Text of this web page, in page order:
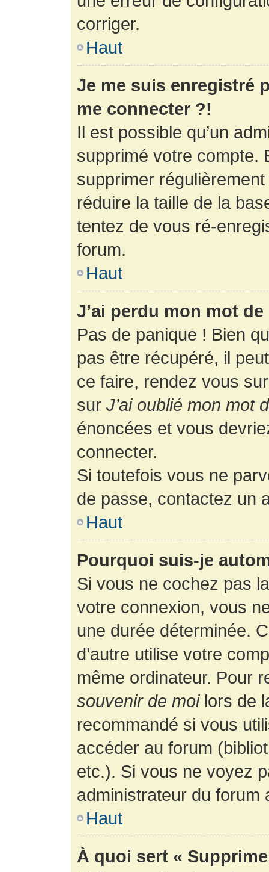
corriger.
Haut
Je me suis enregistré
me connecter ?!
Il est possible qu’un
supprimé votre compte.
supprimer
réduire la taille de la
tentez de vous ré-
forum.
Haut
J’ai perdu mon mot
Pas de panique ! Bien
pas être récupéré, il
ce faire, rendez vous
sur J’ai oublié mon mot
énoncées et vous
connecter.
Si toutefois vous ne
de passe, contactez un
Haut
Pourquoi suis-je
Si vous ne cochez pas
votre connexion, vous
une durée déterminée.
d’autre utilise votre
même ordinateur. Pour
souvenir de moilors de
recommandé si vous
accéder au forum
etc.). Si vous ne voyez
administrateur du forum
Haut
À quoi sert «